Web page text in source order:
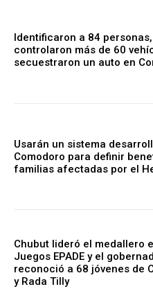
Identificaron a 84 personas,
controlaron más de 60
secuestraron un auto en
Usarán un sistema
Comodoro para definir
familias afectadas por el
Chubut lideró el medallero
Juegos EPADE y el
reconoció a 68 jóvenes de
y Rada Tilly